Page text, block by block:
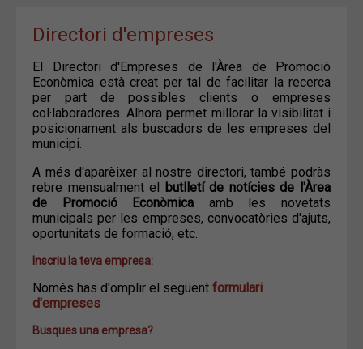
Directori d'empreses
El Directori d'Empreses de l'Àrea de Promoció
Econòmica està creat per tal de facilitar la recerca
per part de possibles clients o empreses
col·laboradores. Alhora permet millorar la visibilitat i
posicionament als buscadors de les empreses del
municipi.
A més d'aparèixer al nostre directori, també podràs
rebre mensualment el butlletí de notícies de l'Àrea
de Promoció Econòmica amb les novetats
municipals per les empreses, convocatòries d'ajuts,
oportunitats de formació, etc.
Inscriu la teva empresa:
Només has d'omplir el següent formulari
d'empreses
Busques una empresa?